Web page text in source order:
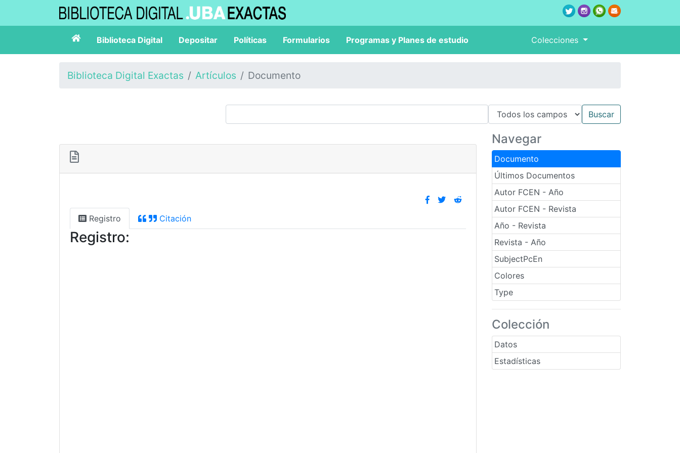
Biblioteca Digital Depositar Políticas Formularios Programas y Planes de estudio Colecciones
Biblioteca Digital Exactas Artículos Documento
Navegar
Documento
Últimos Documentos
Autor FCEN - Año
Autor FCEN - Revista
Año - Revista
Revista - Año
SubjectPcEn
Colores
Type
Colección
Datos
Estadísticas
Registro Citación
Registro: